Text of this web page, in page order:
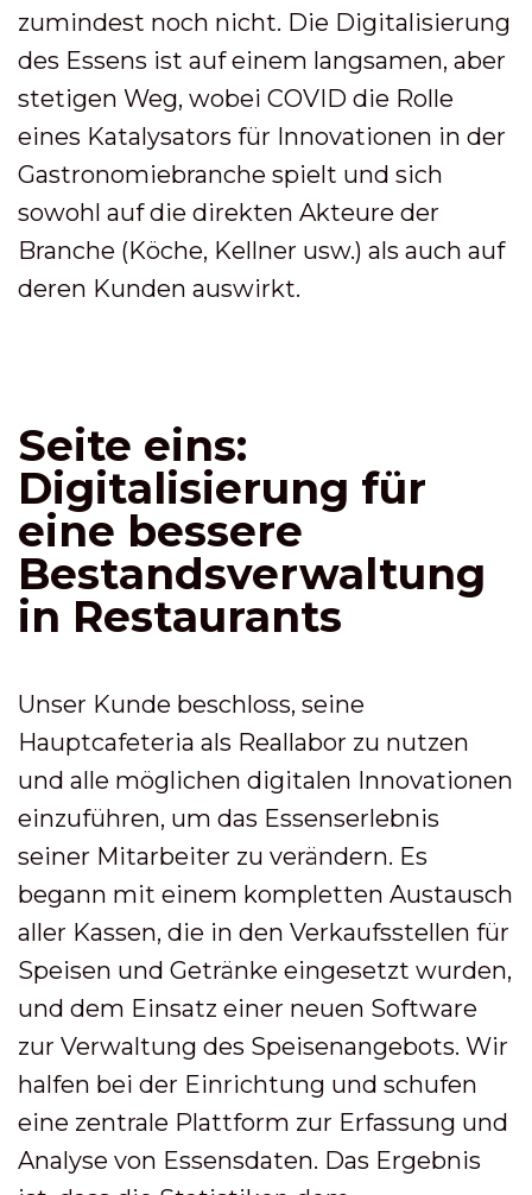
zumindest noch nicht. Die Digitalisierung
des Essens ist auf einem langsamen, aber
stetigen Weg, wobei COVID die Rolle
eines Katalysators für Innovationen in der
Gastronomiebranche spielt und sich
sowohl auf die direkten Akteure der
Branche (Köche, Kellner usw.) als auch auf
deren Kunden auswirkt.
Seite eins:
Digitalisierung für
eine bessere
Bestandsverwaltung
in Restaurants
Unser Kunde beschloss, seine
Hauptcafeteria als Reallabor zu nutzen
und alle möglichen digitalen Innovationen
einzuführen, um das Essenserlebnis
seiner Mitarbeiter zu verändern. Es
begann mit einem kompletten Austausch
aller Kassen, die in den Verkaufsstellen für
Speisen und Getränke eingesetzt wurden,
und dem Einsatz einer neuen Software
zur Verwaltung des Speisenangebots. Wir
halfen bei der Einrichtung und schufen
eine zentrale Plattform zur Erfassung und
Analyse von Essensdaten. Das Ergebnis